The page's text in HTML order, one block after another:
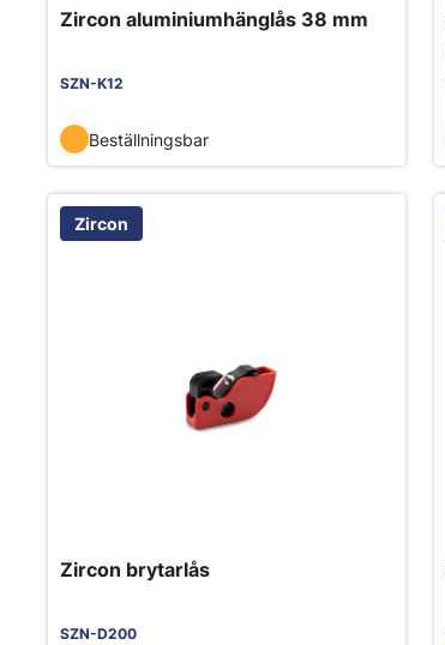
Zircon aluminiumhänglås 38 mm
SZN-K12
Beställningsbar
Zircon
Zircon brytarlås
SZN-D200